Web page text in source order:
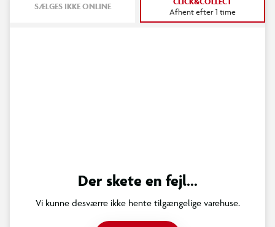
SÆLGES IKKE ONLINE Afhent efter 1 time
Der skete en fejl...
Vi kunne desværre ikke hente tilgængelige varehuse.